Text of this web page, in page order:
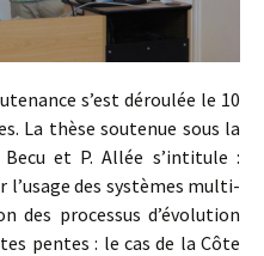
s’est déroulée le 10
La thèse soutenue sous la
et P. Allée s’intitule :
l’usage des systèmes multi-
des processus d’évolution
pentes : le cas de la Côte